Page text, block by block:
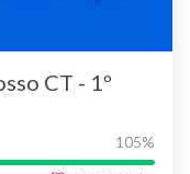
CT - 1º
105%